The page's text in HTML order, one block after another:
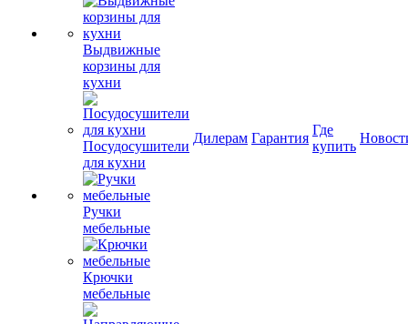
Выдвижные
корзины для
кухни
Посудосушители
для кухни
Ручки
мебельные
Крючки
мебельные
Дилерам Гарантия
Где
купить